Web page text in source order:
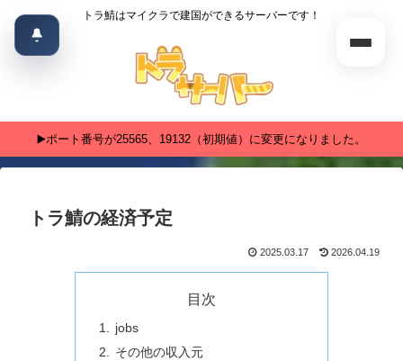
トラ鯖はマイクラで建国ができるサーバーです！
▶️ポート番号が25565、19132（初期値）に変更になりました。
トラ鯖の経済予定
2025.03.17 2026.04.19
目次
jobs
その他の収入元